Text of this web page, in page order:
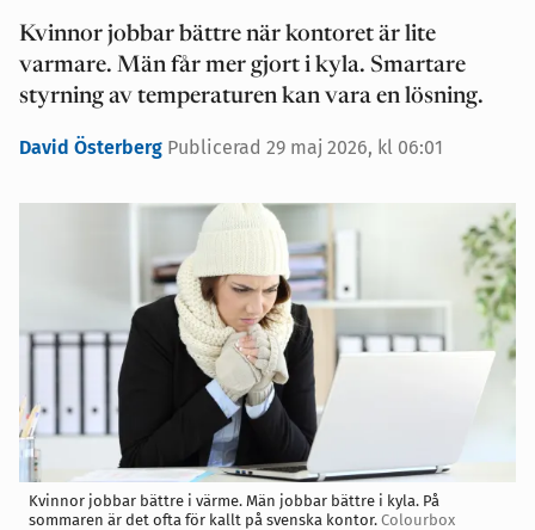
Kvinnor jobbar bättre när kontoret är lite
varmare. Män får mer gjort i kyla. Smartare
styrning av temperaturen kan vara en lösning.
David Österberg Publicerad 29 maj 2026, kl 06:01
Kvinnor jobbar bättre i värme. Män jobbar bättre i kyla. På
sommaren är det ofta för kallt på svenska kontor. Colourbox